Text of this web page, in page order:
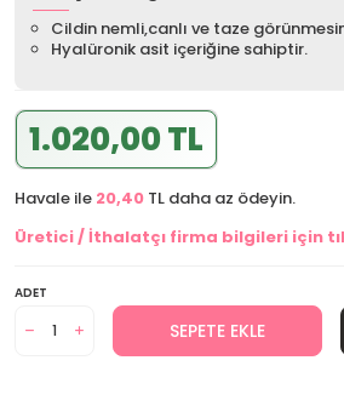
Cildin nemli,canlı ve taze
Hyalüronik asit içeriğine sahiptir.
1.020,00 TL
Havale ile 20,40 TL daha az ödeyin.
Üretici / İthalatçı firma bilgileri için
ADET
SEPETE EKLE